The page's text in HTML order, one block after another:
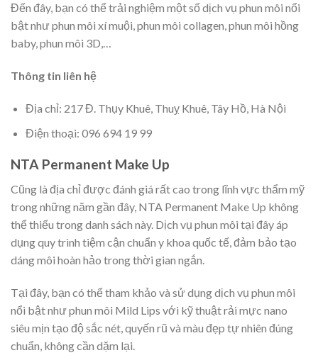
Đến đây, bạn có thể trải nghiệm một số dịch vụ phun môi nổi
bật như phun môi xí muội, phun môi collagen, phun môi hồng
baby, phun môi 3D,…
Thông tin liên hệ
Địa chỉ: 217 Đ. Thụy Khuê, Thuỵ Khuê, Tây Hồ, Hà Nội
Điện thoại: 096 694 19 99
NTA Permanent Make Up
Cũng là địa chỉ được đánh giá rất cao trong lĩnh vực thẩm mỹ
trong những năm gần đây, NTA Permanent Make Up không
thể thiếu trong danh sách này. Dịch vụ phun môi tại đây áp
dụng quy trình tiệm cận chuẩn y khoa quốc tế, đảm bảo tạo
dáng môi hoàn hảo trong thời gian ngắn.
Tại đây, bạn có thể tham khảo và sử dụng dịch vụ phun môi
nổi bật như phun môi Mild Lips với kỹ thuật rải mực nano
siêu mịn tạo độ sắc nét, quyến rũ và màu đẹp tự nhiên đúng
chuẩn, không cần dặm lại.